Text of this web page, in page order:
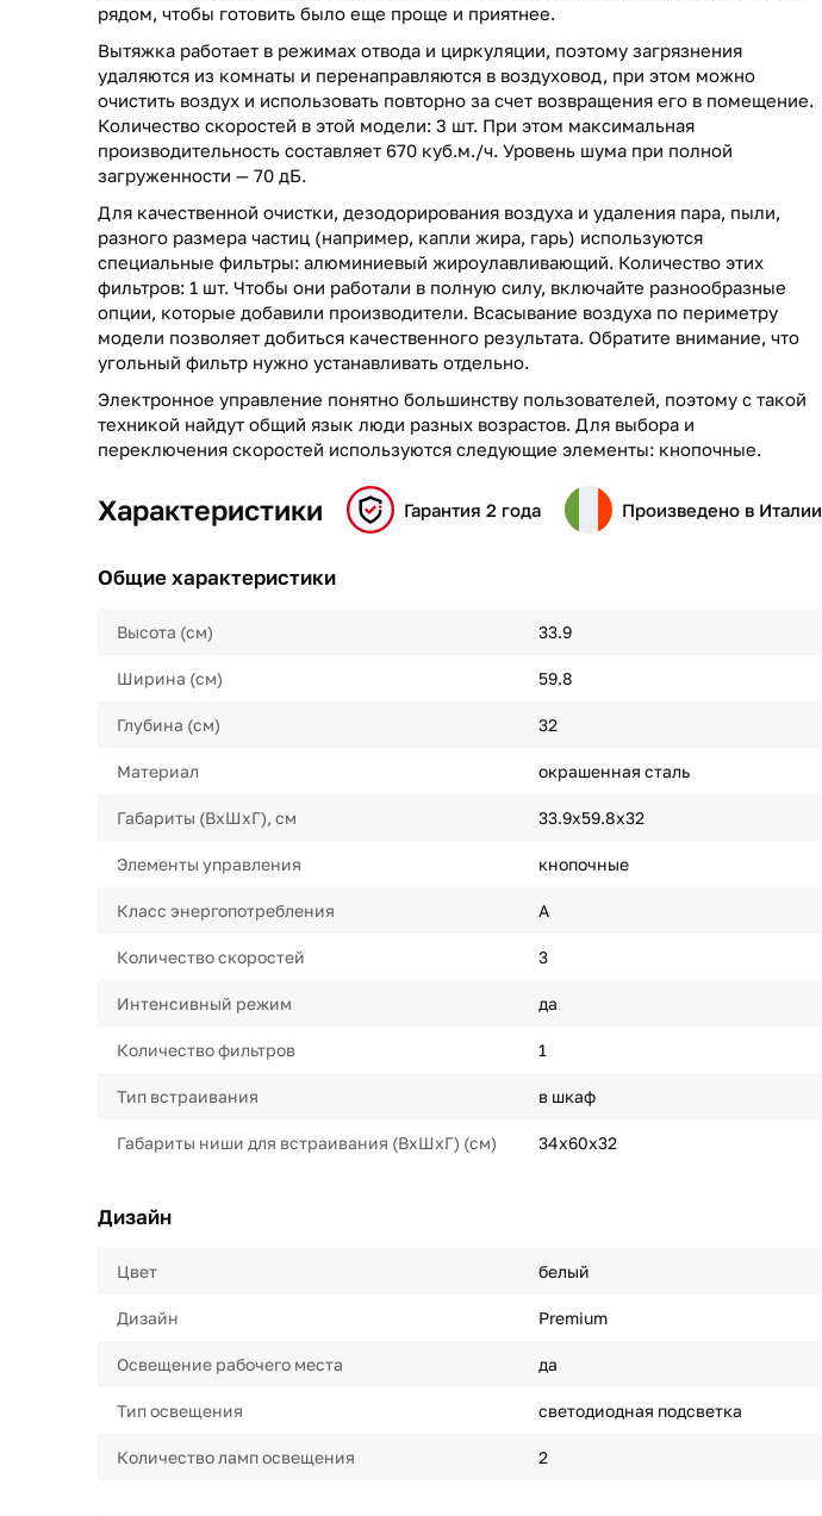
рядом, чтобы готовить было еще проще и приятнее.
Вытяжка работает в режимах отвода и циркуляции, поэтому загрязнения
удаляются из комнаты и перенаправляются в воздуховод, при этом можно
очистить воздух и использовать повторно за счет возвращения его в помещение.
Количество скоростей в этой модели: 3 шт. При этом максимальная
производительность составляет 670 куб.м./ч. Уровень шума при полной
загруженности — 70 дБ.
Для качественной очистки, дезодорирования воздуха и удаления пара, пыли,
разного размера частиц (например, капли жира, гарь) используются
специальные фильтры: алюминиевый жироулавливающий. Количество этих
фильтров: 1 шт. Чтобы они работали в полную силу, включайте разнообразные
опции, которые добавили производители. Всасывание воздуха по периметру
модели позволяет добиться качественного результата. Обратите внимание, что
угольный фильтр нужно устанавливать отдельно.
Электронное управление понятно большинству пользователей, поэтому с такой
техникой найдут общий язык люди разных возрастов. Для выбора и
переключения скоростей используются следующие элементы: кнопочные.
Характеристики Гарантия 2 года Произведено в Италии
Общие характеристики
Высота (см) 33.9
Ширина (см) 59.8
Глубина (см) 32
Материал окрашенная сталь
Габариты (ВхШхГ), см 33.9х59.8х32
Элементы управления кнопочные
Класс энергопотребления A
Количество скоростей 3
Интенсивный режим да
Количество фильтров 1
Тип встраивания в шкаф
Габариты ниши для встраивания (ВхШхГ) (см) 34х60х32
Дизайн
Цвет белый
Дизайн Premium
Освещение рабочего места да
Тип освещения светодиодная подсветка
Количество ламп освещения 2